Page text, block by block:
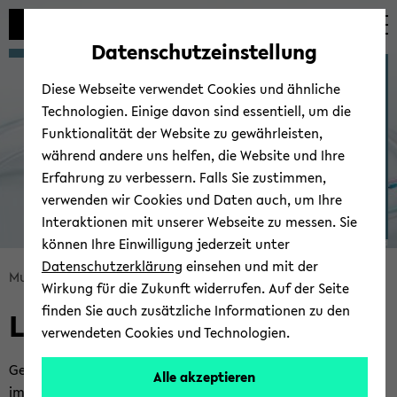
Automatische
vermeiden
skip
main
skip
main
skip
footer
skip
breadcrumb
navigation
to
main
content
Mul­tis­ca­le Bio­en­gi­nee­ring Lehre
© Uni­ver­si­tät Bie­le­feld
Lehre
Ge­gen­wär­tig bie­tet die Ar­beits­grup­pe Lehr­ver­an­stal­tun­gen
im Be­reich Grund­la­gen der Bio­ver­fah­rens­tech­nik, Fer­men­ta­
Datenschutzeinstellung
Diese Webseite verwendet Cookies und ähnliche
Technologien. Einige davon sind essentiell, um die
Funktionalität der Website zu gewährleisten,
während andere uns helfen, die Website und Ihre
Erfahrung zu verbessern. Falls Sie zustimmen,
verwenden wir Cookies und Daten auch, um Ihre
Interaktionen mit unserer Webseite zu messen. Sie
können Ihre Einwilligung jederzeit unter
Datenschutzerklärung einsehen und mit der
Wirkung für die Zukunft widerrufen. Auf der Seite
finden Sie auch zusätzliche Informationen zu den
verwendeten Cookies und Technologien.
Alle akzeptieren